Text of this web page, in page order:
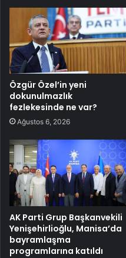
Özgür Özel’in yeni
dokunulmazlık
fezlekesinde ne var?
Ağustos 6, 2026
AK Parti Grup Başkanvekili
Yenişehirlioğlu, Manisa’da
bayramlaşma
programlarına katıldı